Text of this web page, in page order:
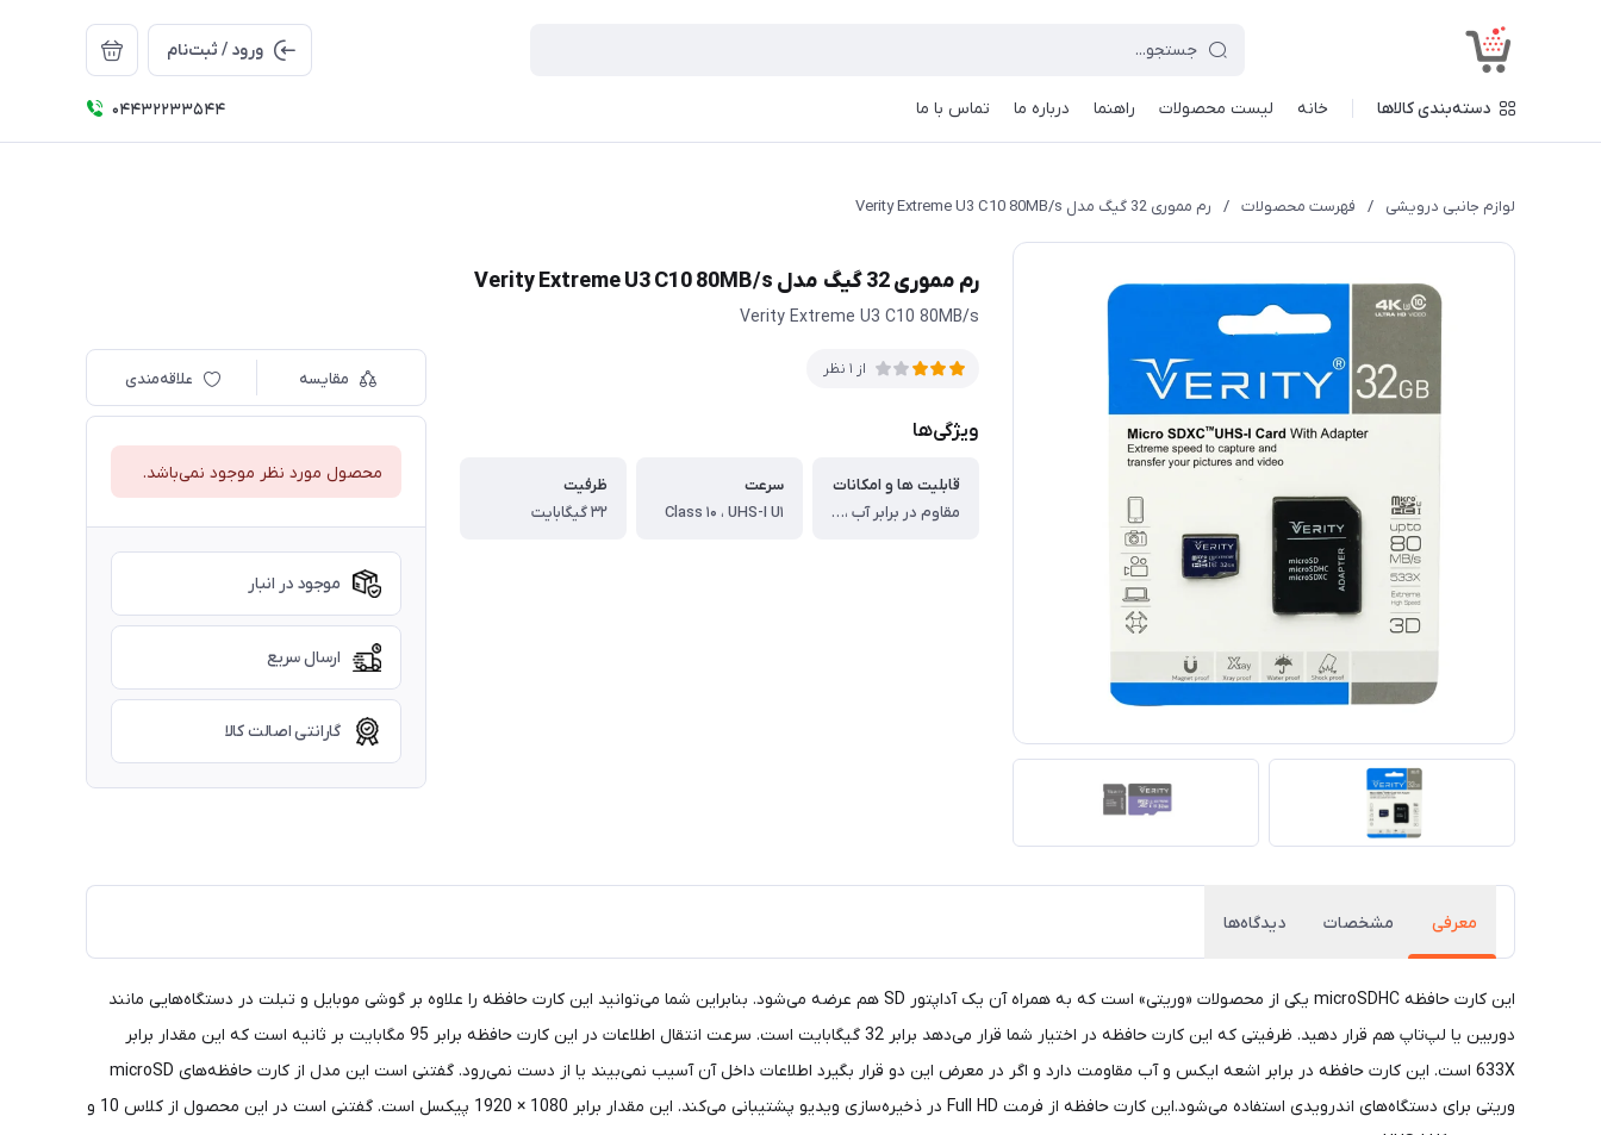
ورود / ثبت‌نام
دسته‌بندی کالاها خانه لیست محصولات راهنما درباره ما تماس با ما 04432233544
لوازم جانبی درویشی / فهرست محصولات / رم مموری 32 گیگ مدل Verity Extreme U3 C10 80MB/s
رم مموری 32 گیگ مدل Verity Extreme U3 C10 80MB/s
Verity Extreme U3 C10 80MB/s
از 1 نظر
ویژگی‌ها
قابلیت ها و امکانات
مقاوم در برابر آب ، مقاوم در برابر ضربه ، مقاوم در برابر مغناطیس ، مقاوم در برابر پرتو X
سرعت
Class ۱۰ ، UHS-I U۱
ظرفیت
۳۲ گیگابایت
مقایسه علاقه‌مندی
محصول مورد نظر موجود نمی‌باشد.
موجود در انبار
ارسال سریع
گارانتی اصالت کالا
معرفی مشخصات دیدگاه‌ها
این کارت حافظه microSDHC یکی از محصولات «وریتی» است که به همراه آن یک آداپتور SD هم عرضه می‌شود. بنابراین شما می‌توانید این کارت حافظه را علاوه بر گوشی موبایل و تبلت در دستگاه‌هایی مانند
دوربین یا لپ‌تاپ هم قرار دهید. ظرفیتی که این کارت حافظه در اختیار شما قرار می‌دهد برابر 32 گیگابایت است. سرعت انتقال اطلاعات در این کارت حافظه برابر 95 مگابایت بر ثانیه است که این مقدار برابر
633X است. این کارت حافظه در برابر اشعه ایکس و آب مقاومت دارد و اگر در معرض این دو قرار بگیرد اطلاعات داخل آن آسیب نمی‌بیند یا از دست نمی‌رود. گفتنی است این مدل از کارت حافظه‌های microSD
وریتی برای دستگاه‌های اندرویدی استفاده می‌شود.این کارت حافظه از فرمت Full HD در ذخیره‌سازی ویدیو پشتیبانی می‌کند. این مقدار برابر 1080 × 1920 پیکسل است. گفتنی است در این محصول از کلاس 10 و